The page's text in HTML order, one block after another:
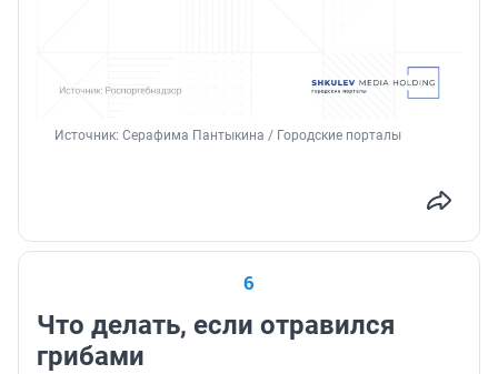
Источник: Серафима Пантыкина / Городские порталы
6
Что делать, если отравился
грибами